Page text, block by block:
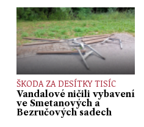
ŠKODA ZA DESÍTKY TISÍC
Vandalové ničili vybavení
ve Smetanových a
Bezručových sadech